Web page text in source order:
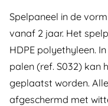
Spelpaneel in de
vanaf 2 jaar. Het
HDPE polyethyleen.
palen (ref. S032) kan
geplaatst worden.
afgeschermd met